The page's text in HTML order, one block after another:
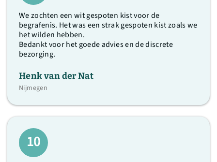
We zochten een wit gespoten kist voor de
begrafenis. Het was een strak gespoten kist zoals we
het wilden hebben.
Bedankt voor het goede advies en de discrete
bezorging.
Henk van der Nat
Nijmegen
10